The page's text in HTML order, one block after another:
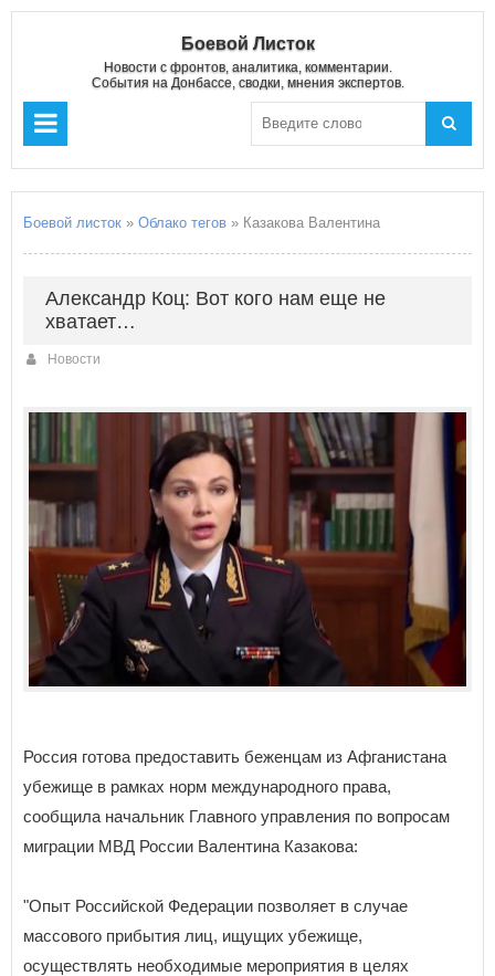
Боевой Листок
Новости с фронтов, аналитика, комментарии.
События на Донбассе, сводки, мнения экспертов.
Боевой листок » Облако тегов » Казакова Валентина
Александр Коц: Вот кого нам еще не
хватает…
Новости
Россия готова предоставить беженцам из Афганистана
убежище в рамках норм международного права,
сообщила начальник Главного управления по вопросам
миграции МВД России Валентина Казакова:
"Опыт Российской Федерации позволяет в случае
массового прибытия лиц, ищущих убежище,
осуществлять необходимые мероприятия в целях